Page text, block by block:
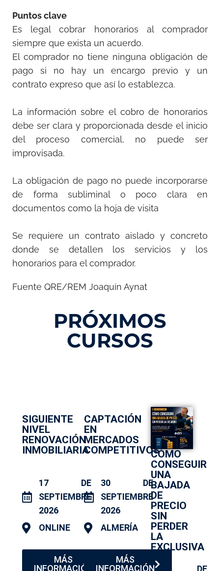
Puntos clave
Es legal cobrar honorarios al comprador
siempre que exista un acuerdo.
El comprador no tiene ninguna obligación de
pago si no hay un encargo previo y un
contrato expreso que así lo establezca.
La información sobre el cobro de honorarios
debe ser clara y proporcionada desde el inicio
del proceso comercial, no puede ser
improvisada.
La obligación de pago no puede incorporarse
de forma subliminal o poco clara en
documentos como la hoja de visita
Se requiere un contrato aislado y concreto
donde se detallen los servicios y los
honorarios para el comprador.
Fuente QRE/REM Joaquín Aynat
PRÓXIMOS
CURSOS
SIGUIENTE
NIVEL
RENOVACIÓN
INMOBILIARIA
17 DE
SEPTIEMBRE
2026
ONLINE
MÁS
INFORMACIÓN
CAPTACIÓN
EN
MERCADOS
COMPETITIVOS
30 DE
SEPTIEMBRE
2026
ALMERÍA
MÁS
INFORMACIÓN
CÓMO
CONSEGUIR
UNA
BAJADA
DE
PRECIO
SIN
PERDER
LA
EXCLUSIVA